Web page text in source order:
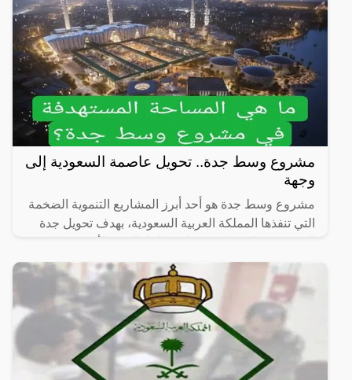
مشروع وسط جدة.. تحويل عاصمة السعودية إلى
وجهة
مشروع وسط جدة هو أحد أبرز المشاريع التنموية الضخمة
التي تنفذها المملكة العربية السعودية، بهدف تحويل جدة